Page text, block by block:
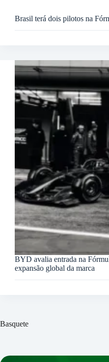
Brasil terá dois pilotos na
BYD avalia entrada na
expansão global da marca
Basquete